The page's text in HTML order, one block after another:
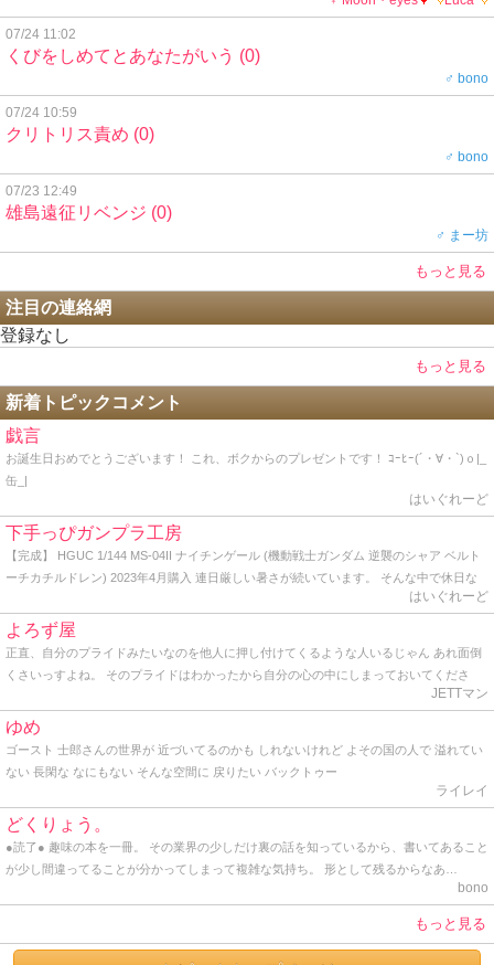
07/24 11:02
くびをしめてとあなたがいう (0)
♂ bono
07/24 10:59
クリトリス責め (0)
♂ bono
07/23 12:49
雄島遠征リベンジ (0)
♂ まー坊
もっと見る
注目の連絡網
登録なし
もっと見る
新着トピックコメント
戯言
お誕生日おめでとうございます！ これ、ボクからのプレゼントです！ ｺｰﾋｰ(´・∀・`)ｏ|_
缶_|
はいぐれーど
下手っぴガンプラ工房
【完成】 HGUC 1/144 MS-04II ナイチンゲール (機動戦士ガンダム 逆襲のシャア ベルト
ーチカチルドレン) 2023年4月購入 連日厳しい暑さが続いています。 そんな中で休日な
のに早起きして人気のない公園の端っこで青空塗装をしている自分は一体何者なのだろ
う？と軽くゲシュタルト崩壊を起こしながらトップコートを吹いてきました。 かくして
HG ナイチンゲールの完成です。 作り始めた時からデカいデカいと言い続けていた同キ
のはケツの部分と背中から伸びる大型のバインダーですね。 どちらにもバーニアノズル
がこれでもかと埋め尽くされ、見るからに推力オバケです。 でも、ぶっちゃけここまで
やるんならもう別に腕だの脚だの必要ないのでは？と思うわけです。 あれだけの巨体に
わざわざビームライフル握らせて撃ち合ったりビームサーベルでチャンバラさせる意味
が分からない。 そりゃあ見た目のインパクトも大事かも知れないけど、だからと言って
デカければ良い、と言うワケでもなかろうに。 そう言えばこのナイチンゲールの搭乗者
であるシャア総帥は、かつて脚がないモビルスーツを宛てがわれた時にもブツブツ文句
垂れてたし、｢モビルスーツはこうあるべき｣と言うシャア様の強い拘りが反映されて、
あのデザインになったのでしょうかね？ まぁ、アムロとの最後の死闘を繰り広げたモビ
ルスーツなので、好きにすれば？って感じです。 せっかくなので 1年前に作ったRG Hi-ν
ガンダムと絡めてアルバム用の写真に納めます。 はてさて、どこに飾ろうかな･･･。
はいぐれーど
よろず屋
正直、自分のプライドみたいなのを他人に押し付けてくるような人いるじゃん あれ面倒
くさいっすよね。 そのプライドはわかったから自分の心の中にしまっておいてくださ
い。 プライドって個人が思い持つもので、他人に共有させるもんじゃないし、他人に見
せつけるものじゃないと思うね。 最近っうか、ここ一年ぐらいプライドの塊みたいなオ
持ってるけど、勿体なくて他人には見せたことはありません。 プライドってのはとても
とても大切なものだからね。 まっ、そんな感じで久しぶりに覗いてみたら、地味にアク
ションがあったんで久しぶりに書いてみた。 ではでは。 そんな感じ。
JETTマン
ゆめ
ゴースト 士郎さんの世界が 近づいてるのかも しれないけれど よその国の人で 溢れてい
ない 長閑な なにもない そんな空間に 戻りたい バックトゥー
ライレイ
どくりょう。
●読了● 趣味の本を一冊。 その業界の少しだけ裏の話を知っているから、書いてあること
が少し間違ってることが分かってしまって複雑な気持ち。 形として残るからなあ…
bono
もっと見る